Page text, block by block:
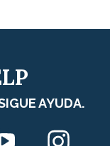
AYUDA.